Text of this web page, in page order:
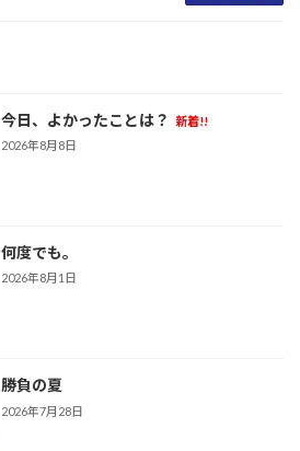
今日、よかったことは？
新着!!
2026年8月8日
何度でも。
2026年8月1日
勝負の夏
2026年7月28日